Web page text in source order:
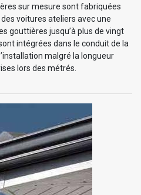
sur mesure sont fabriquées
voitures ateliers avec une
gouttières jusqu’à plus de vingt
intégrées dans le conduit de la
malgré la longueur
lors des métrés.